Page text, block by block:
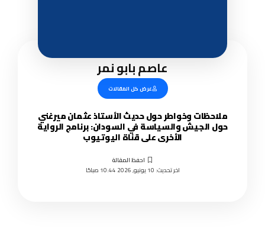
عاصم بابو نمر
عرض كل المقالات
ملاحظات وخواطر حول حديث الأستاذ عثمان ميرغني
حول الجيش والسياسة في السودان: برنامج الرواية
الأخرى على قناة اليوتيوب
اخر تحديث: 10 يونيو, 2026 10:44 صباحًا